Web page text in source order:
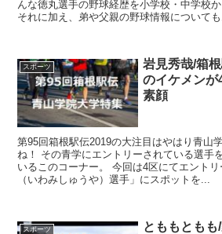
んな徳丸選手の野球経歴を小学校・中学校
それに加え、弟や父親の野球情報についても
スポーツ
岩見秀哉/箱
のイケメンが
素顔
第95回箱根駅伝2019の大注目はやはり青山
ね！ その青学にエントリーされている選手
いるこのコーナー。 今回は4区にてエント
（いわみしゅうや）選手」にスポットを...
スポーツ
とももとも